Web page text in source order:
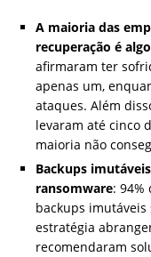
A maioria das
recuperação é
afirmaram ter
apenas um,
ataques. Além
levaram até cinco
maioria não
Backups imutáveis
ransomware: 94%
backups imutáveis
estratégia
recomendaram